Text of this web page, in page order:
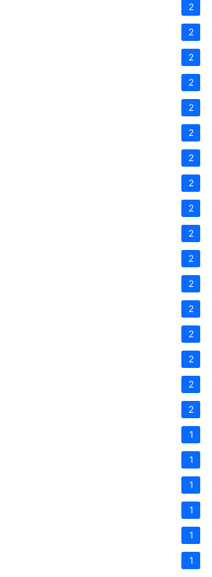
2
2
2
2
2
2
2
2
2
2
2
2
2
2
2
2
2
1
1
1
1
1
1